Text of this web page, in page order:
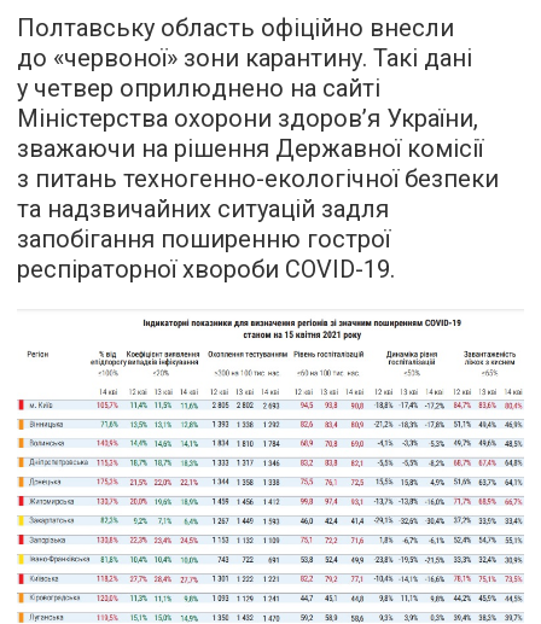
Полтавську область офіційно внесли
до «червоної» зони карантину. Такі дані
у четвер оприлюднено на сайті
Міністерства охорони здоров’я України,
зважаючи на рішення Державної комісії
з питань техногенно-екологічної безпеки
та надзвичайних ситуацій задля
запобігання поширенню гострої
респіраторної хвороби COVID-19.